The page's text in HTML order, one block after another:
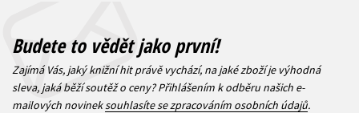
Budete to vědět jako první!
Zajímá Vás, jaký knižní hit právě vychází, na jaké zboží je výhodná
sleva, jaká běží soutěž o ceny? Přihlášením k odběru našich e-
mailových novineksouhlasíte se zpracováním osobních údajů.